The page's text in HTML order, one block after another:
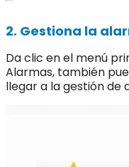
2. Gestiona la
Da clic en el menú
Alarmas, también
llegar a la gestión de